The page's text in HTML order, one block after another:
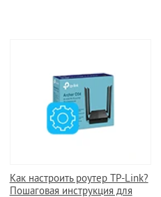
Как настроить роутер TP-Link?
Пошаговая инструкция для